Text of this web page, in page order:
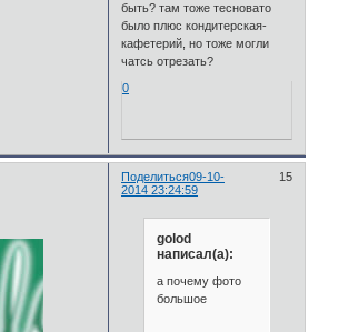
быть? там тоже тесновато
было плюс кондитерская-
кафетерий, но тоже могли
чатсь отрезать?
0
Поделиться 15
09-10-
2014 23:24:59
golod
написал(а):
а почему фото
большое